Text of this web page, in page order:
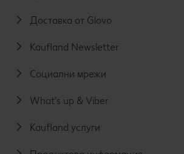
Доставка от Glovo
Kaufland Newsletter
Социални мрежи
What's up & Viber
Kaufland услуги